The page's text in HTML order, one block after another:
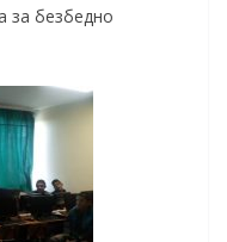
за безбедно